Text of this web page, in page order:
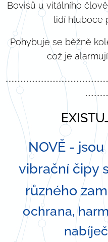
Bovisů u vitálního
lidí hluboce
Pohybuje se běžně
což je
NOVĚ -
vibrační čipy
různého
ochrana,